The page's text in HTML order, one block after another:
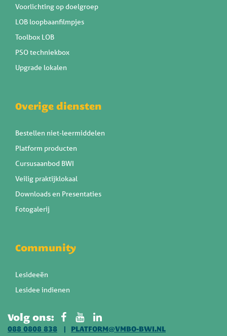
Voorlichting op doelgroep
LOB loopbaanfilmpjes
Toolbox LOB
PSO techniekbox
Upgrade lokalen
Overige diensten
Bestellen niet-leermiddelen
Platform producten
Cursusaanbod BWI
Veilig praktijklokaal
Downloads en Presentaties
Fotogalerij
Community
Lesideeën
Lesidee indienen
Volg ons:
088 0808 838
PLATFORM@VMBO-BWI.NL